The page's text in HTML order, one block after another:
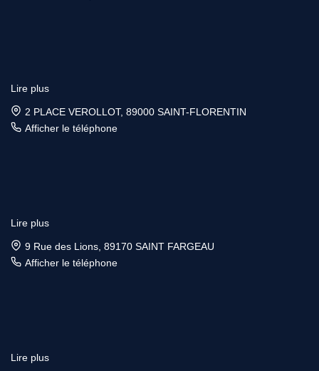
Lire plus
2 PLACE VEROLLOT, 89000 SAINT-FLORENTIN
Afficher le téléphone
Lire plus
9 Rue des Lions, 89170 SAINT FARGEAU
Afficher le téléphone
Lire plus